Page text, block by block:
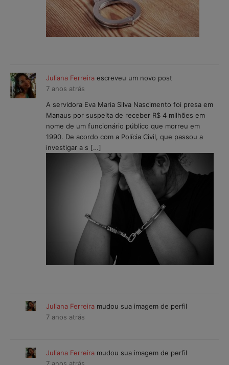
Juliana Ferreira escreveu um novo post
7 anos atrás
A servidora Eva Maria Silva Nascimento foi presa em
Manaus por suspeita de receber R$ 4 milhões em
nome de um funcionário público que morreu em
1990. De acordo com a Polícia Civil, que passou a
investigar a s […]
Juliana Ferreira mudou sua imagem de perfil
7 anos atrás
Juliana Ferreira mudou sua imagem de perfil